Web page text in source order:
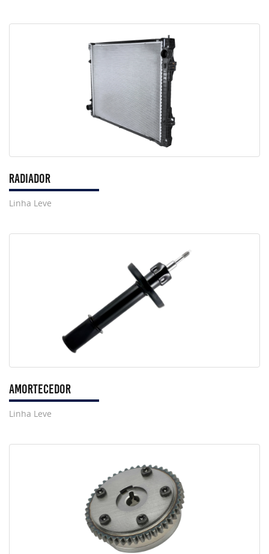
RADIADOR
Linha Leve
AMORTECEDOR
Linha Leve